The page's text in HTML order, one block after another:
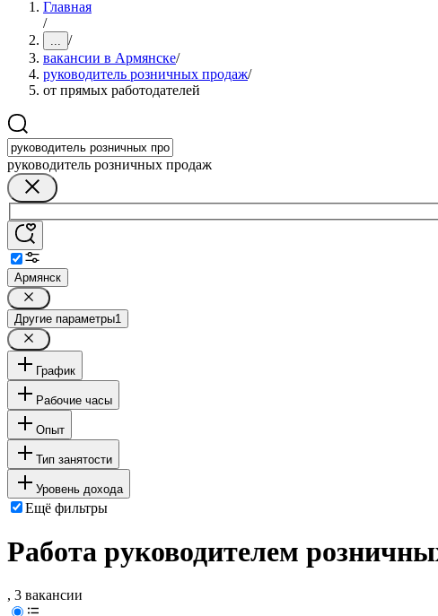
Главная
/
... /
вакансии в Армянске/
руководитель розничных продаж/
от прямых работодателей
руководитель розничных продаж
Армянск
Другие параметры1
График
Рабочие часы
Опыт
Тип занятости
Уровень дохода
Ещё фильтры
Работа руководителем
, 3 вакансии